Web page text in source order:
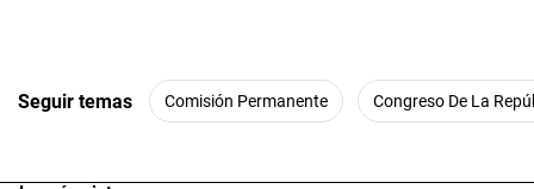
Seguir temas Comisión Permanente Congreso De La